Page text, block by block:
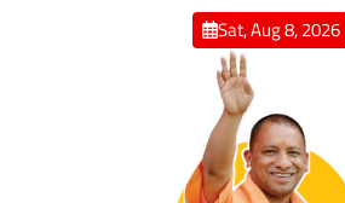
Sat, Aug 8, 2026